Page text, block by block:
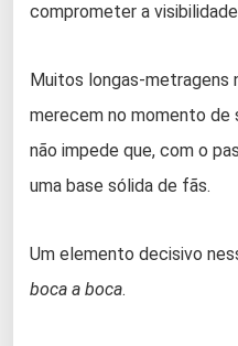
comprometer a
Muitos longas-metragens
merecem no momento de
não impede que, com o
uma base sólida de fãs.
Um elemento decisivo
boca a boca.